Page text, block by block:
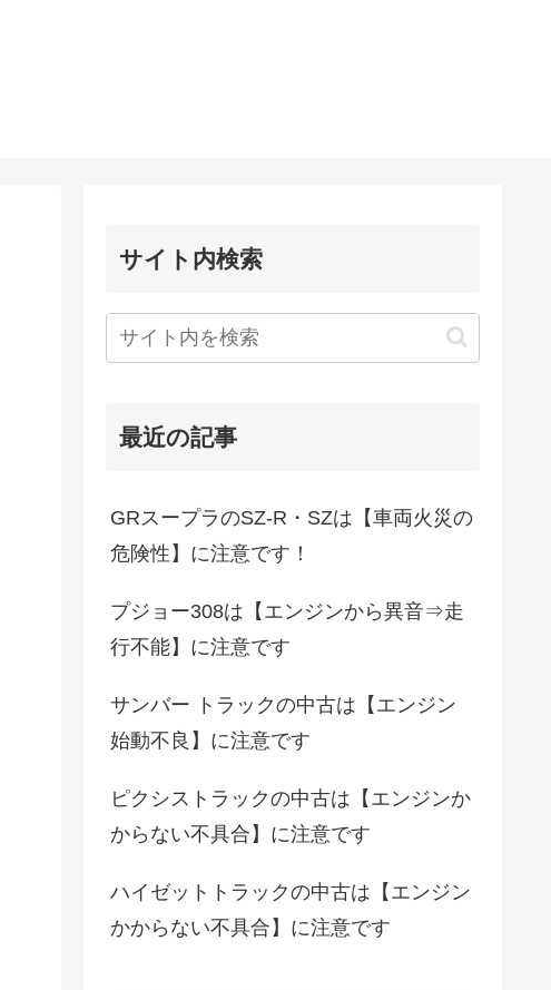
サイト内検索
最近の記事
GRスープラのSZ-R・SZは【車両火災の
危険性】に注意です！
プジョー308は【エンジンから異音⇒走
行不能】に注意です
サンバー トラックの中古は【エンジン
始動不良】に注意です
ピクシストラックの中古は【エンジンか
からない不具合】に注意です
ハイゼットトラックの中古は【エンジン
かからない不具合】に注意です